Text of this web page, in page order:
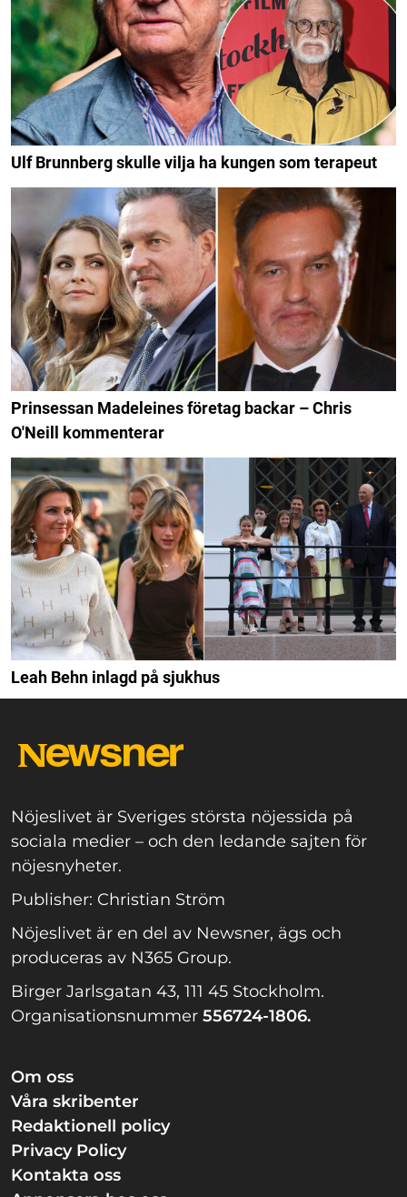
Ulf Brunnberg skulle vilja ha kungen som terapeut
Prinsessan Madeleines företag backar – Chris
O'Neill kommenterar
Leah Behn inlagd på sjukhus
Nöjeslivet är Sveriges största nöjessida på
sociala medier – och den ledande sajten för
nöjesnyheter.
Publisher: Christian Ström
Nöjeslivet är en del av Newsner, ägs och
produceras av N365 Group.
Birger Jarlsgatan 43, 111 45 Stockholm.
Organisationsnummer 556724-1806.
Om oss
Våra skribenter
Redaktionell policy
Privacy Policy
Kontakta oss